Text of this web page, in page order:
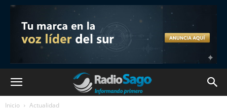
Inicio Actualidad